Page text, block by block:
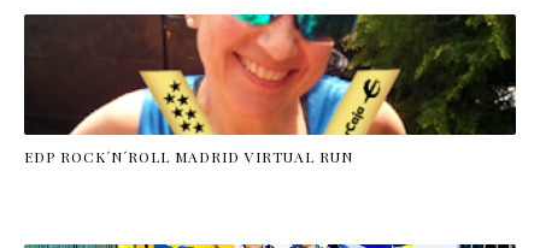
EDP ROCK´N´ROLL MADRID VIRTUAL RUN